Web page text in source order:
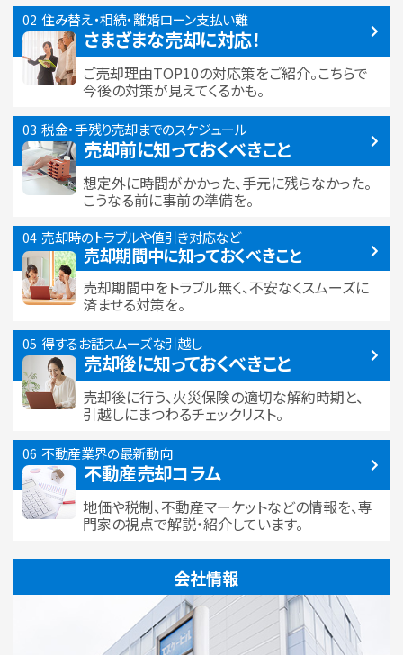
住み替え・相続・離婚ローン支払い難
さまざまな売却に対応！
ご売却理由TOP10の対応策をご紹介。こちらで
今後の対策が見えてくるかも。
税金・手残り売却までのスケジュール
売却前に知っておくべきこと
想定外に時間がかかった、手元に残らなかった。
こうなる前に事前の準備を。
売却時のトラブルや値引き対応など
売却期間中に知っておくべきこと
売却期間中をトラブル無く、不安なくスムーズに
済ませる対策を。
得するお話スムーズな引越し
売却後に知っておくべきこと
売却後に行う、火災保険の適切な解約時期と、
引越しにまつわるチェックリスト。
不動産業界の最新動向
不動産売却コラム
地価や税制、不動産マーケットなどの情報を、専
門家の視点で解説・紹介しています。
会社情報